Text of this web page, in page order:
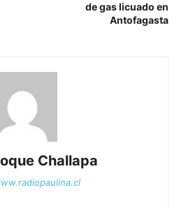
de gas licuado en
Antofagasta
Challapa